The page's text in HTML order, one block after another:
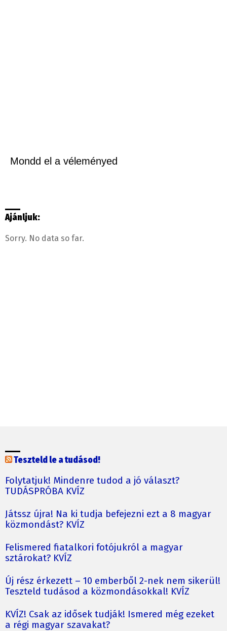
Mondd el a véleményed
Ajánljuk:
Sorry. No data so far.
Teszteld le a tudásod!
Folytatjuk! Mindenre tudod a jó választ?
TUDÁSPRÓBA KVÍZ
Játssz újra! Na ki tudja befejezni ezt a 8 magyar
közmondást? KVÍZ
Felismered fiatalkori fotójukról a magyar
sztárokat? KVÍZ
Új rész érkezett – 10 emberből 2-nek nem sikerül!
Teszteld tudásod a közmondásokkal! KVÍZ
KVÍZ! Csak az idősek tudják! Ismered még ezeket
a régi magyar szavakat?